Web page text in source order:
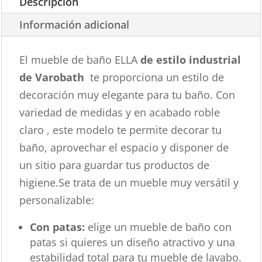
Información adicional
El mueble de baño ELLAde estilo industrial
de Varobath te proporciona un estilo de
decoración muy elegante para tu baño. Con
variedad de medidas y en acabado roble
claro , este modelo te permite decorar tu
baño, aprovechar el espacio y disponer de
un sitio para guardar tus productos de
higiene.Se trata de un mueble muy versátil y
personalizable:
Con patas: elige un mueble de baño con
patas si quieres un diseño atractivo y una
estabilidad total para tu mueble de lavabo.